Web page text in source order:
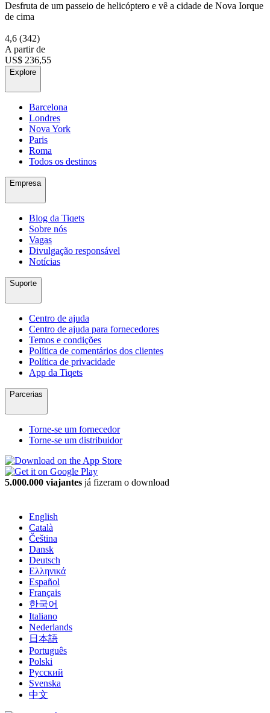
Desfruta de um passeio de helicóptero e vê a cidade de Nova Iorque
de cima
4,6 (342)
A partir de
US$ 236,55
Explore
Barcelona
Londres
Nova York
Paris
Roma
Todos os destinos
Empresa
Blog da Tiqets
Sobre nós
Vagas
Divulgação responsável
Notícias
Suporte
Centro de ajuda
Centro de ajuda para fornecedores
Temos e condições
Política de comentários dos clientes
Política de privacidade
App da Tiqets
Parcerias
Torne-se um fornecedor
Torne-se um distribuidor
5.000.000 viajantes já fizeram o download
English
Català
Čeština
Dansk
Deutsch
Ελληνικά
Español
Français
한국어
Italiano
Nederlands
日本語
Português
Polski
Русский
Svenska
中文